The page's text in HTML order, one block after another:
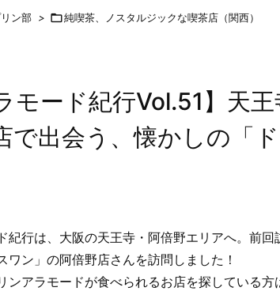
ン部 > 純喫茶、ノスタルジックな喫茶店（関西）
モード紀行Vol.51】天
で出会う、懐かしの「
紀行は、大阪の天王寺・阿倍野エリアへ。前
ワン」の阿倍野店さんを訪問しました！
ンアラモードが食べられるお店を探している